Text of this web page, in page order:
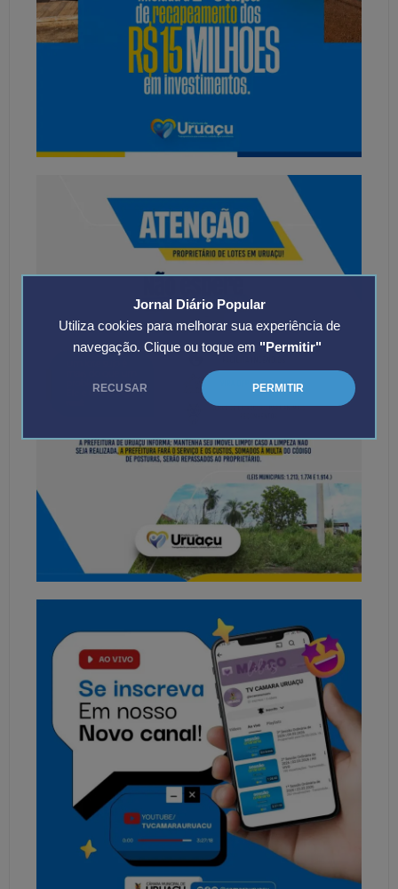
Jornal Diário Popular
Utiliza cookies para melhorar sua experiência de
navegação. Clique ou toque em "Permitir"
RECUSAR PERMITIR